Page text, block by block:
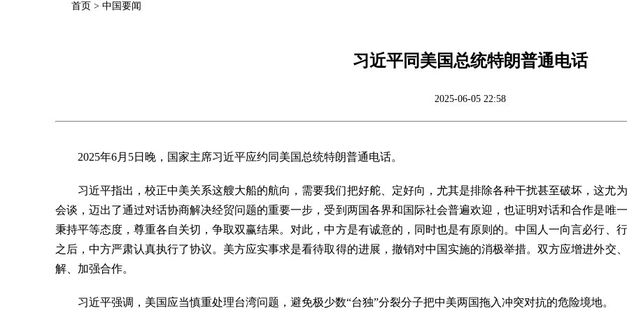
首页 > 中国要闻
习近平同美国总统特朗普通电话
2025-06-05 22:58
2025年6月5日晚，国家主席习近平应约同美国总统特朗普通电话。
习近平指出，校正中美关系这艘大船的航向，需要我们把好舵、定好向，尤其是排除各种干扰甚至破坏，这尤
会谈，迈出了通过对话协商解决经贸问题的重要一步，受到两国各界和国际社会普遍欢迎，也证明对话和合作是唯
秉持平等态度，尊重各自关切，争取双赢结果。对此，中方是有诚意的，同时也是有原则的。中国人一向言必行、
之后，中方严肃认真执行了协议。美方应实事求是看待取得的进展，撤销对中国实施的消极举措。双方应增进外交
解、加强合作。
习近平强调，美国应当慎重处理台湾问题，避免极少数“台独”分裂分子把中美两国拖入冲突对抗的危险境地。